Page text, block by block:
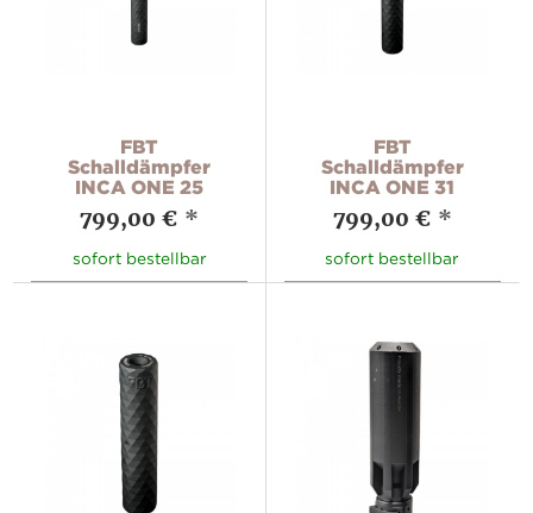
FBT
Schalldämpfer
INCA ONE 25
799,00 € *
sofort bestellbar
FBT
Schalldämpfer
INCA ONE 31
799,00 € *
sofort bestellbar